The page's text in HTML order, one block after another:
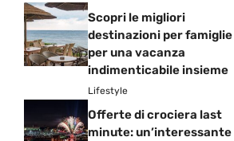
Scopri le migliori
destinazioni per famiglie
per una vacanza
indimenticabile insieme
Lifestyle
Offerte di crociera last
minute: un’interessante